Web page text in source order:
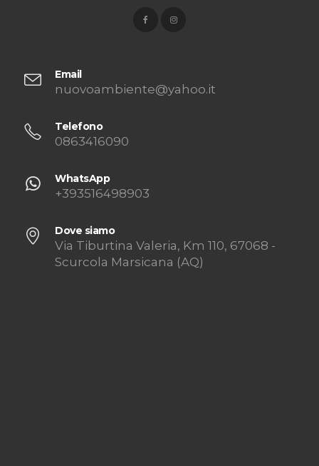
Email
nuovoambiente@yahoo.it
Telefono
0863416090
WhatsApp
+393516498903
Dove siamo
Via Tiburtina Valeria, Km 110, 67068 -
Scurcola Marsicana (AQ)